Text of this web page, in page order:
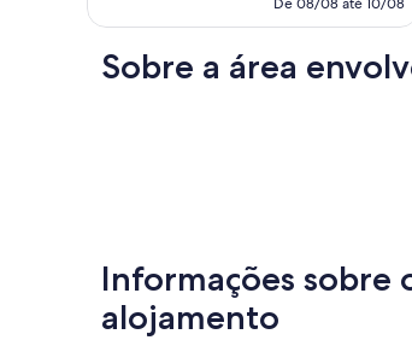
37
comentários
414 €
Sobre a área
Informações sobre
alojamento